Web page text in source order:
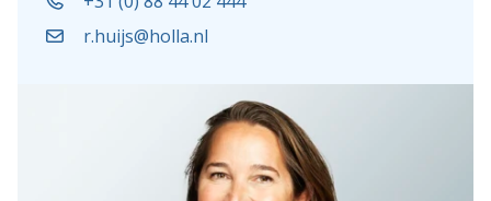
r.huijs@holla.nl